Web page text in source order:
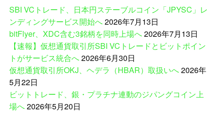
SBI VCトレード、日本円ステーブルコイン「JPYSC」レ
ンディングサービス開始へ2026年7月13日
bitFlyer、XDC含む3銘柄を同時上場へ2026年7月13日
【速報】仮想通貨取引所SBI VCトレードとビットポイン
トがサービス統合へ2026年6月30日
仮想通貨取引所OKJ、ヘデラ（HBAR）取扱いへ2026年
5月22日
ビットトレード、銀・プラチナ連動のジパングコイン上
場へ2026年5月20日